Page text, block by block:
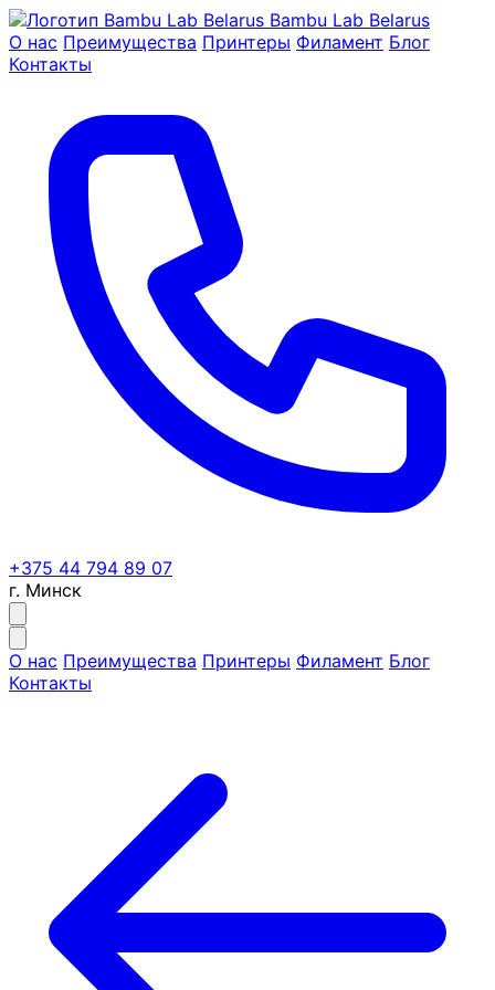
Bambu Lab Belarus
О нас Преимущества Принтеры Филамент Блог
Контакты
+375 44 794 89 07
г. Минск
О нас Преимущества Принтеры Филамент Блог
Контакты